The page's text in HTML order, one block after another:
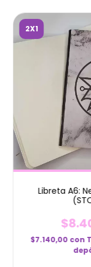
2X1
Libreta A6:
$7.140,00 con